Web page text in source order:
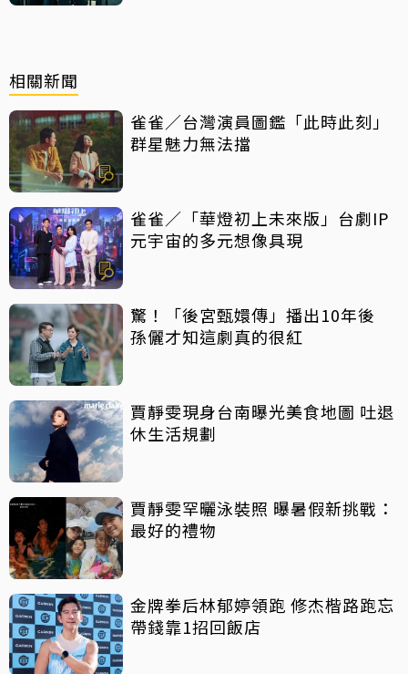
相關新聞
雀雀／台灣演員圖鑑「此時此刻」
群星魅力無法擋
雀雀／「華燈初上未來版」台劇IP
元宇宙的多元想像具現
驚！「後宮甄嬛傳」播出10年後
孫儷才知這劇真的很紅
賈靜雯現身台南曝光美食地圖 吐退
休生活規劃
賈靜雯罕曬泳裝照 曝暑假新挑戰：
最好的禮物
金牌拳后林郁婷領跑 修杰楷路跑忘
帶錢靠1招回飯店